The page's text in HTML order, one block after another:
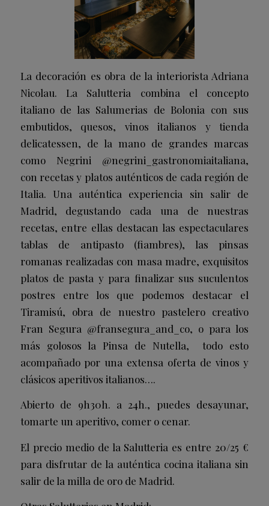
La decoración es obra de la interiorista Adriana
Nicolau. La Salutteria combina el concepto
italiano de las Salumerias de Bolonia con sus
embutidos, quesos, vinos italianos y tienda
delicatessen, de la mano de grandes marcas
como Negrini @negrini_gastronomiaitaliana,
con recetas y platos auténticos de cada región de
Italia. Una auténtica experiencia sin salir de
Madrid, degustando cada una de nuestras
recetas, entre ellas destacan las espectaculares
tablas de antipasto (fiambres), las pinsas
romanas realizadas con masa madre, exquisitos
platos de pasta y para finalizar sus suculentos
postres entre los que podemos destacar el
Tiramisú, obra de nuestro pastelero creativo
Fran Segura @fransegura_and_co, o para los
más golosos la Pinsa de Nutella, todo esto
acompañado por una extensa oferta de vinos y
clásicos aperitivos italianos….
Abierto de 9h30h. a 24h., puedes desayunar,
tomarte un aperitivo, comer o cenar.
El precio medio de la Salutteria es entre 20/25 €
para disfrutar de la auténtica cocina italiana sin
salir de la milla de oro de Madrid.